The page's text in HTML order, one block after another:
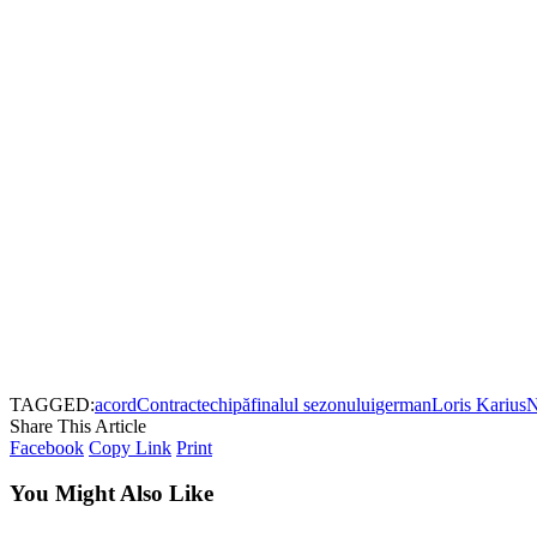
TAGGED:acordContractechipăfinalul sezonuluigermanLoris Karius
Share This Article
Facebook Copy Link Print
You Might Also Like